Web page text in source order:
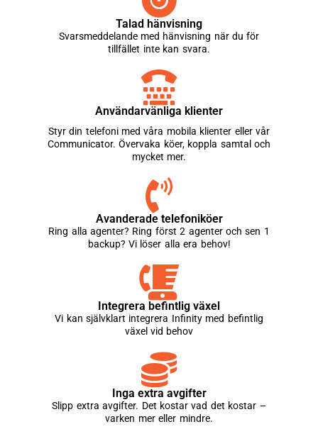
Talad hänvisning
Svarsmeddelande med hänvisning när du för
tillfället inte kan svara.
Användarvänliga klienter
Styr din telefoni med våra mobila klienter eller vår
Communicator. Övervaka köer, koppla samtal och
mycket mer.
Avanderade telefoniköer
Ring alla agenter? Ring först 2 agenter och sen 1
backup? Vi löser alla era behov!
Integrera befintlig växel
Vi kan självklart integrera Infinity med befintlig
växel vid behov
Inga extra avgifter
Slipp extra avgifter. Det kostar vad det kostar –
varken mer eller mindre.